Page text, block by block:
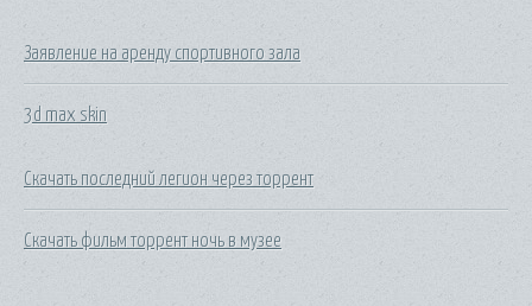
Заявление на аренду спортивного зала
3d max skin
Скачать последний легион через торрент
Скачать фильм торрент ночь в музее